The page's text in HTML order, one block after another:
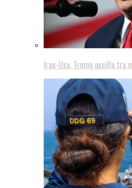
Iran-Usa, Trump oscilla tra